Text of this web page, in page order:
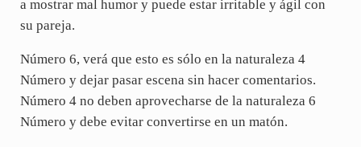
a mostrar mal humor y puede estar irritable y ágil con
su pareja.
Número 6, verá que esto es sólo en la naturaleza 4
Número y dejar pasar escena sin hacer comentarios.
Número 4 no deben aprovecharse de la naturaleza 6
Número y debe evitar convertirse en un matón.